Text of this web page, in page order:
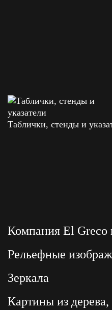
Таблички, стенды и
Компания El Greco
Рельефные
Зеркала
Картины из дерева,